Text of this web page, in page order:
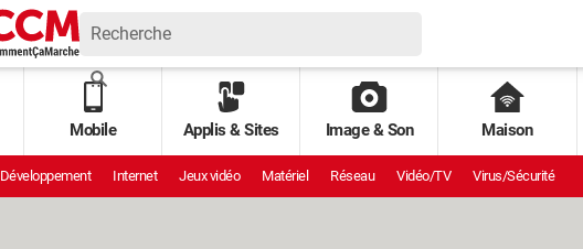
Mobile Applis & Sites Image & Son Maison
Développement Internet Jeux vidéo Matériel Réseau Vidéo/TV Virus/Sécurité